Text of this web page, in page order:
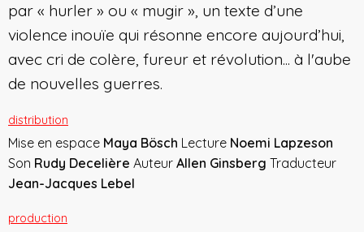
par « hurler » ou « mugir », un texte d’une
violence inouïe qui résonne encore aujourd’hui,
avec cri de colère, fureur et révolution... à l'aube
de nouvelles guerres.
distribution
Mise en espace Maya Bösch Lecture Noemi Lapzeson
Son Rudy Decelière Auteur Allen Ginsberg Traducteur
Jean-Jacques Lebel
production